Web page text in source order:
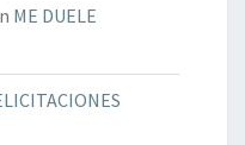
ME DUELE